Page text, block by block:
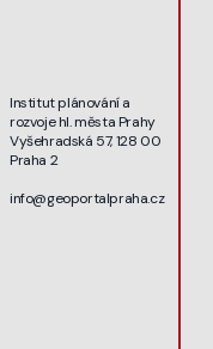
Institut plánování a
rozvoje hl. města Prahy
Vyšehradská 57, 128 00
Praha 2
info@geoportalpraha.cz